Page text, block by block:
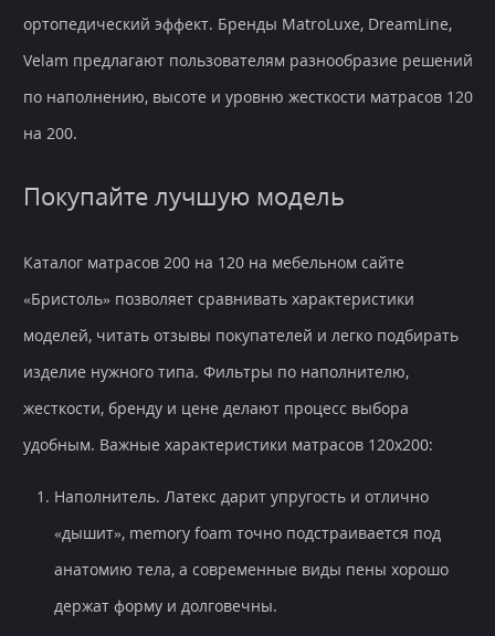
ортопедический эффект. Бренды MatroLuxe, DreamLine,
Velam предлагают пользователям разнообразие решений
по наполнению, высоте и уровню жесткости матрасов 120
на 200.
Покупайте лучшую модель
Каталог матрасов 200 на 120 на мебельном сайте
«Бристоль» позволяет сравнивать характеристики
моделей, читать отзывы покупателей и легко подбирать
изделие нужного типа. Фильтры по наполнителю,
жесткости, бренду и цене делают процесс выбора
удобным. Важные характеристики матрасов 120х200:
Наполнитель. Латекс дарит упругость и отлично
«дышит», memory foam точно подстраивается под
анатомию тела, а современные виды пены хорошо
держат форму и долговечны.